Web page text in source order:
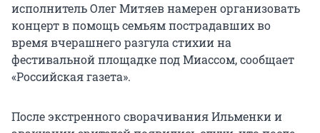
исполнитель Олег Митяев намерен организовать
концерт в помощь семьям пострадавших во
время вчерашнего разгула стихии на
фестивальной площадке под Миассом, сообщает
«Российская газета».
После экстренного сворачивания Ильменки и